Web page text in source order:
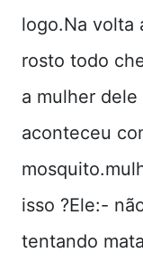
logo.Na volta
rosto todo
a mulher
aconteceu
isso ?Ele:-
tentando